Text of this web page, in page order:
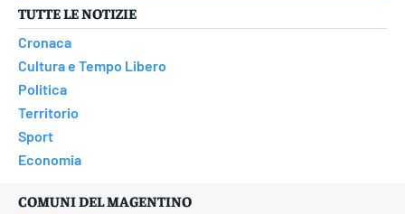
TUTTE LE NOTIZIE
Cronaca
Cultura e Tempo Libero
Politica
Territorio
Sport
Economia
COMUNI DEL MAGENTINO